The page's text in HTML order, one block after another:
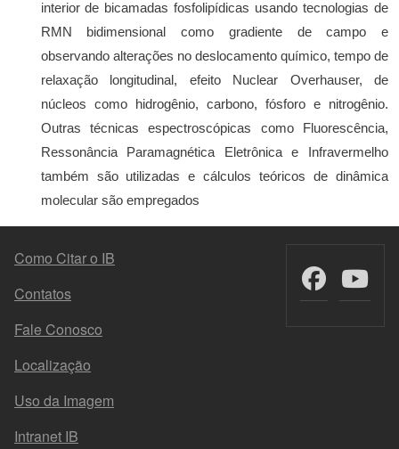
interior de bicamadas fosfolipídicas usando tecnologias de
RMN bidimensional como gradiente de campo e
observando alterações no deslocamento químico, tempo de
relaxação longitudinal, efeito Nuclear Overhauser, de
núcleos como hidrogênio, carbono, fósforo e nitrogênio.
Outras técnicas espectroscópicas como Fluorescência,
Ressonância Paramagnética Eletrônica e Infravermelho
também são utilizadas e cálculos teóricos de dinâmica
molecular são empregados
MENU DO RODAPÉ
Como Citar o IB
Contatos
Fale Conosco
Localização
Uso da Imagem
Intranet IB